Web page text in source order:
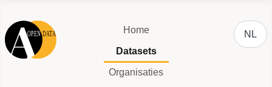
Home
Datasets
Organisaties
NL